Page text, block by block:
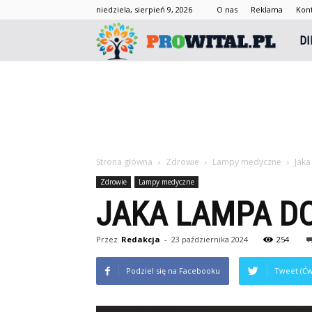
niedziela, sierpień 9, 2026 O nas Reklama
Strona główna Zdrowie Lampy medyczne
Zdrowie Lampy medyczne
JAKA LAMPA
Przez Redakcja - 23 października 2024 254
Podziel się na Facebooku Tweet